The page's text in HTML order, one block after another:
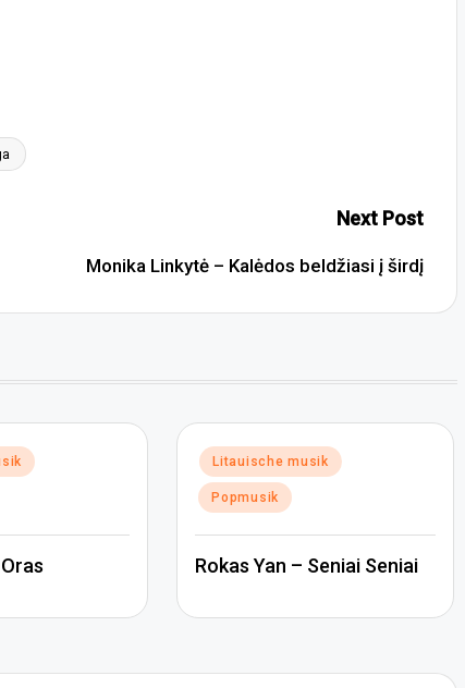
Next Post
Monika Linkytė – Kalėdos beldžiasi į širdį
Posted
in
Litauische musik
Popmusik
Rokas Yan – Seniai Seniai